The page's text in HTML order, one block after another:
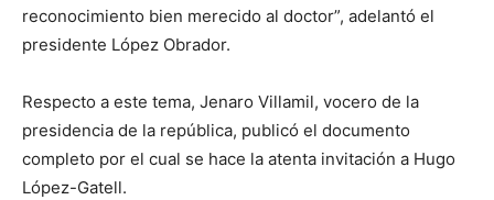
reconocimiento bien merecido al doctor”, adelantó el
presidente López Obrador.
Respecto a este tema, Jenaro Villamil, vocero de la
presidencia de la república, publicó el documento
completo por el cual se hace la atenta invitación a Hugo
López-Gatell.